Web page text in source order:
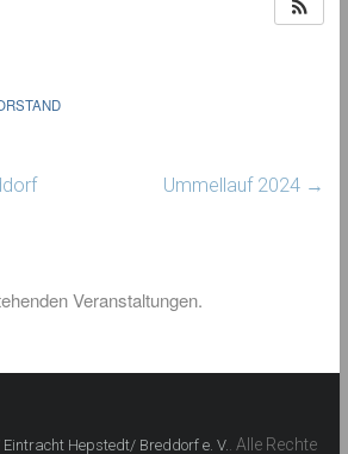
Ummellauf 2024 →
Veranstaltungen.
Eintracht Hepstedt/ Breddorf e. V. . Alle Rechte